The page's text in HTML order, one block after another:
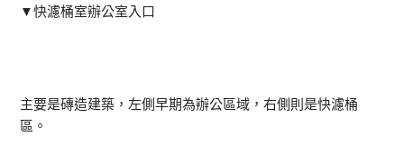
▼快濾桶室辦公室入口
主要是磚造建築，左側早期為辦公區域，右側則是快濾桶
區。